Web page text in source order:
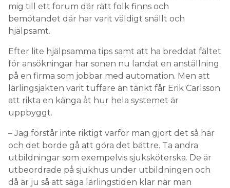
mig till ett forum där rätt folk finns och
bemötandet där har varit väldigt snällt och
hjälpsamt.
Efter lite hjälpsamma tips samt att ha breddat fältet
för ansökningar har sonen nu landat en anställning
på en firma som jobbar med automation. Men att
lärlingsjakten varit tuffare än tänkt får Erik Carlsson
att rikta en känga åt hur hela systemet är
uppbyggt.
– Jag förstår inte riktigt varför man gjort det så här
och det borde gå att göra det bättre. Ta andra
utbildningar som exempelvis sjuksköterska. De är
utbeordrade på sjukhus under utbildningen och
då är ju så att säga lärlingstiden klar när man